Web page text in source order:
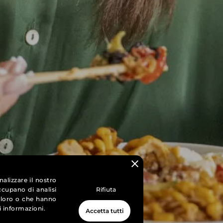
il nostro
di analisi
o che hanno
Accetta tutti
Rifiuta